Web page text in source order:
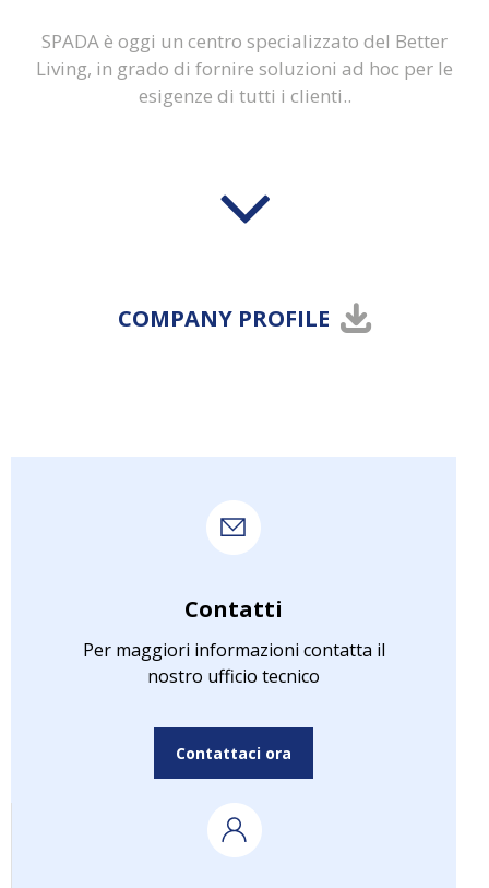
SPADA è oggi un centro specializzato del Better
Living, in grado di fornire soluzioni ad hoc per le
esigenze di tutti i clienti..
COMPANY PROFILE
Contatti
Per maggiori informazioni contatta il
nostro ufficio tecnico
Contattaci ora